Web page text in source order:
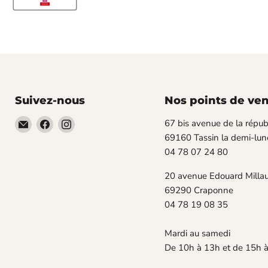
Suivez-nous
Email
TECLAB
Trouvez-
nous
Trouvez-
Nos points de
67 bis avenue de la
69160 Tassin la demi-
04 78 07 24 80
20 avenue Edouard
69290 Craponne
04 78 19 08 35
Mardi au samedi
De 10h à 13h et de 15h